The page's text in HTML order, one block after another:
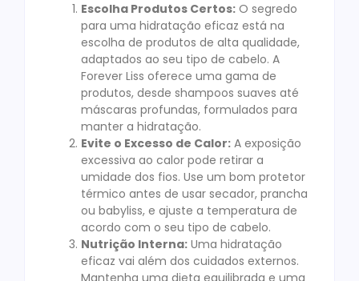
Escolha Produtos Certos: O segredo
para uma hidratação eficaz está na
escolha de produtos de alta qualidade,
adaptados ao seu tipo de cabelo. A
Forever Liss oferece uma gama de
produtos, desde shampoos suaves até
máscaras profundas, formulados para
manter a hidratação.
Evite o Excesso de Calor: A exposição
excessiva ao calor pode retirar a
umidade dos fios. Use um bom protetor
térmico antes de usar secador, prancha
ou babyliss, e ajuste a temperatura de
acordo com o seu tipo de cabelo.
Nutrição Interna: Uma hidratação
eficaz vai além dos cuidados externos.